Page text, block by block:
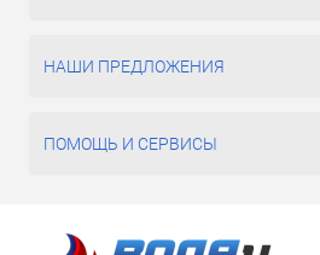
НАШИ ПРЕДЛОЖЕНИЯ
ПОМОЩЬ И СЕРВИСЫ